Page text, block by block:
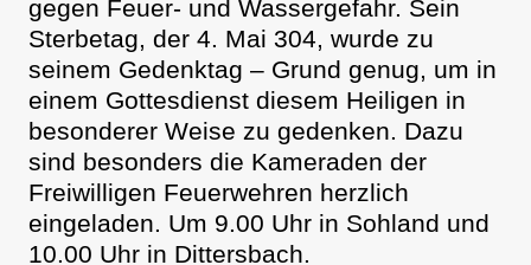
gegen Feuer- und Wassergefahr. Sein
Sterbetag, der 4. Mai 304, wurde zu
seinem Gedenktag – Grund genug, um in
einem Gottesdienst diesem Heiligen in
besonderer Weise zu gedenken. Dazu
sind besonders die Kameraden der
Freiwilligen Feuerwehren herzlich
eingeladen. Um 9.00 Uhr in Sohland und
10.00 Uhr in Dittersbach.